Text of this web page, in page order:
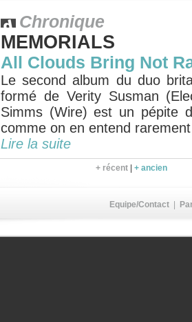
Chronique
MEMORIALS
All Clouds Bring Not
Le second album du duo
formé de Verity Susman
Simms (Wire) est un pépite
comme on en entend
Lire la suite
+ récent + ancien
Equipe/Contact